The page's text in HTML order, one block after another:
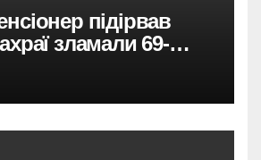
підірвав
зламали 69-